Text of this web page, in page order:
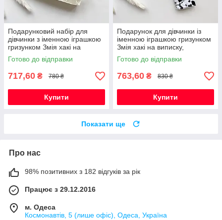
Подарунковий набір для
дівчинки з іменною іграшкою
гризунком Змія хакі на
виписку, хрестини, півроку
Готово до відправки
717,60 ₴ 780 ₴
Купити
Подарунок для дівчинки із
іменною іграшкою гризунком
Змія хакі на виписку,
хрестини, півроку,
народження
Готово до відправки
763,60 ₴ 830 ₴
Купити
Показати ще
Про нас
98% позитивних з 182 відгуків за рік
Працює з 29.12.2016
м. Одеса
Космонавтів, 5 (лише офіс), Одеса, Україна